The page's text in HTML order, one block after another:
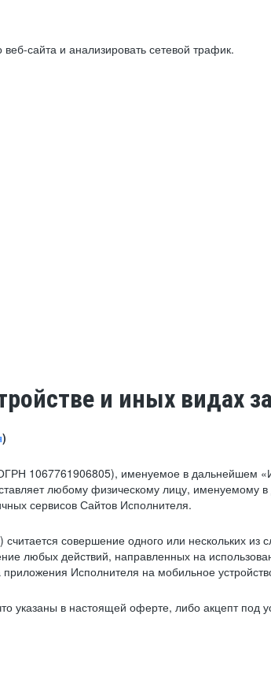
сайта и анализировать сетевой трафик.
и иных видах
)
1067761906805), именуемое в дальнейшем
любому физическому лицу, именуемому
сервисов Сайтов Исполнителя.
совершение одного или нескольких из
любых действий, направленных на
Исполнителя на мобильное
указаны в настоящей оферте, либо акцепт под